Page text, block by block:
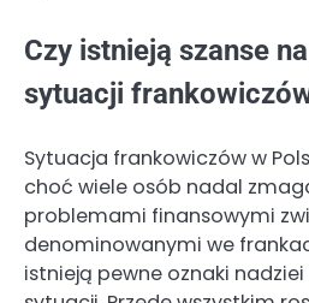
Czy istnieją szanse
sytuacji
Sytuacja frankowiczów w
choć wiele osób nadal
problemami finansowymi
denominowanymi we
istnieją pewne oznaki